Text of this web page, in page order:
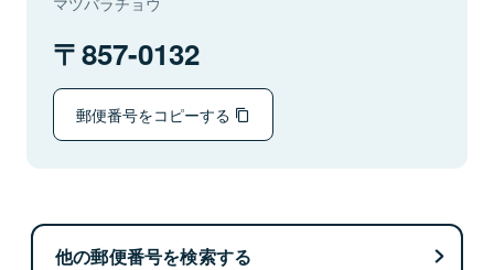
857-0132
郵便番号をコピーする
他の郵便番号を検索する